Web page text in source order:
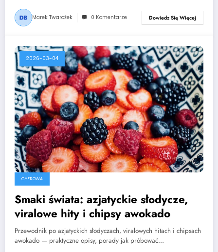
Marek Twarożek 0 Komentarze Dowiedz Się Więcej
2026-03-04
CYFROWA
Smaki świata: azjatyckie słodycze,
viralowe hity i chipsy awokado
Przewodnik po azjatyckich słodyczach, viralowych hitach i chipsach
awokado — praktyczne opisy, porady jak próbować…